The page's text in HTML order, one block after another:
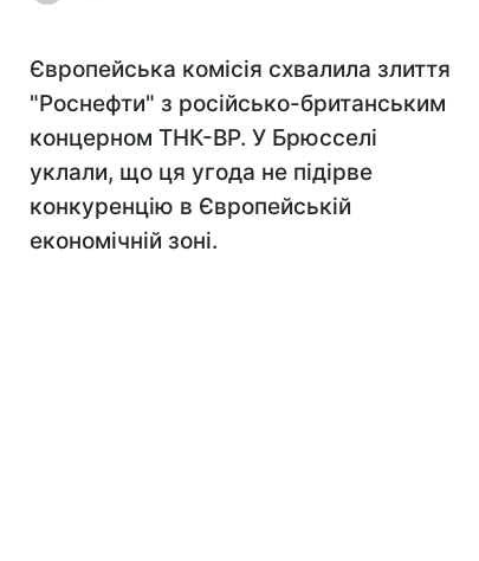
Європейська комісія схвалила злиття
"Роснефти" з російсько-британським
концерном TНК-BP. У Брюсселі
уклали, що ця угода не підірве
конкуренцію в Європейській
економічній зоні.